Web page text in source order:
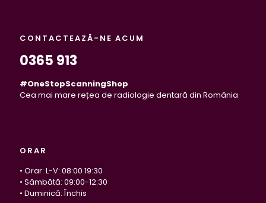
CONTACTEAZĂ-NE ACUM
0365 913
#OneStopScanningShop
Cea mai mare rețea de radiologie dentară din România
ORAR
• Orar: L-V: 08:00 19:30
• Sâmbătă: 09:00-12:30
• Duminică: Închis